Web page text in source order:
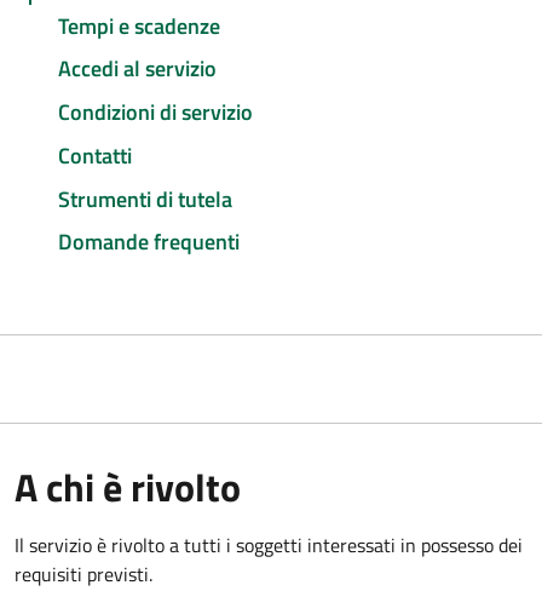
Tempi e scadenze
Accedi al servizio
Condizioni di servizio
Contatti
Strumenti di tutela
Domande frequenti
A chi è rivolto
Il servizio è rivolto a tutti i soggetti interessati in possesso dei
requisiti previsti.